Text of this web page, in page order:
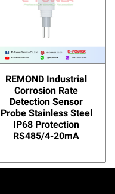
REMOND Industrial
Corrosion Rate
Detection Sensor
Probe Stainless Steel
IP68 Protection
RS485/4-20mA